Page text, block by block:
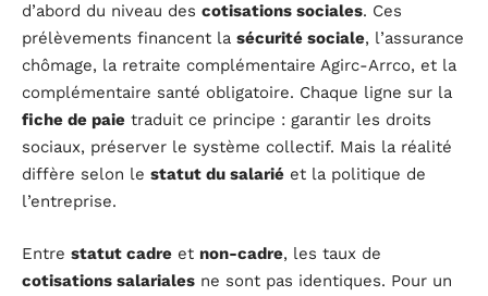
d’abord du niveau des cotisations sociales. Ces
prélèvements financent la sécurité sociale, l’assurance
chômage, la retraite complémentaire Agirc-Arrco, et la
complémentaire santé obligatoire. Chaque ligne sur la
fiche de paie traduit ce principe : garantir les droits
sociaux, préserver le système collectif. Mais la réalité
diffère selon le statut du salarié et la politique de
l’entreprise.
Entre statut cadre et non-cadre, les taux de
cotisations salariales ne sont pas identiques. Pour un